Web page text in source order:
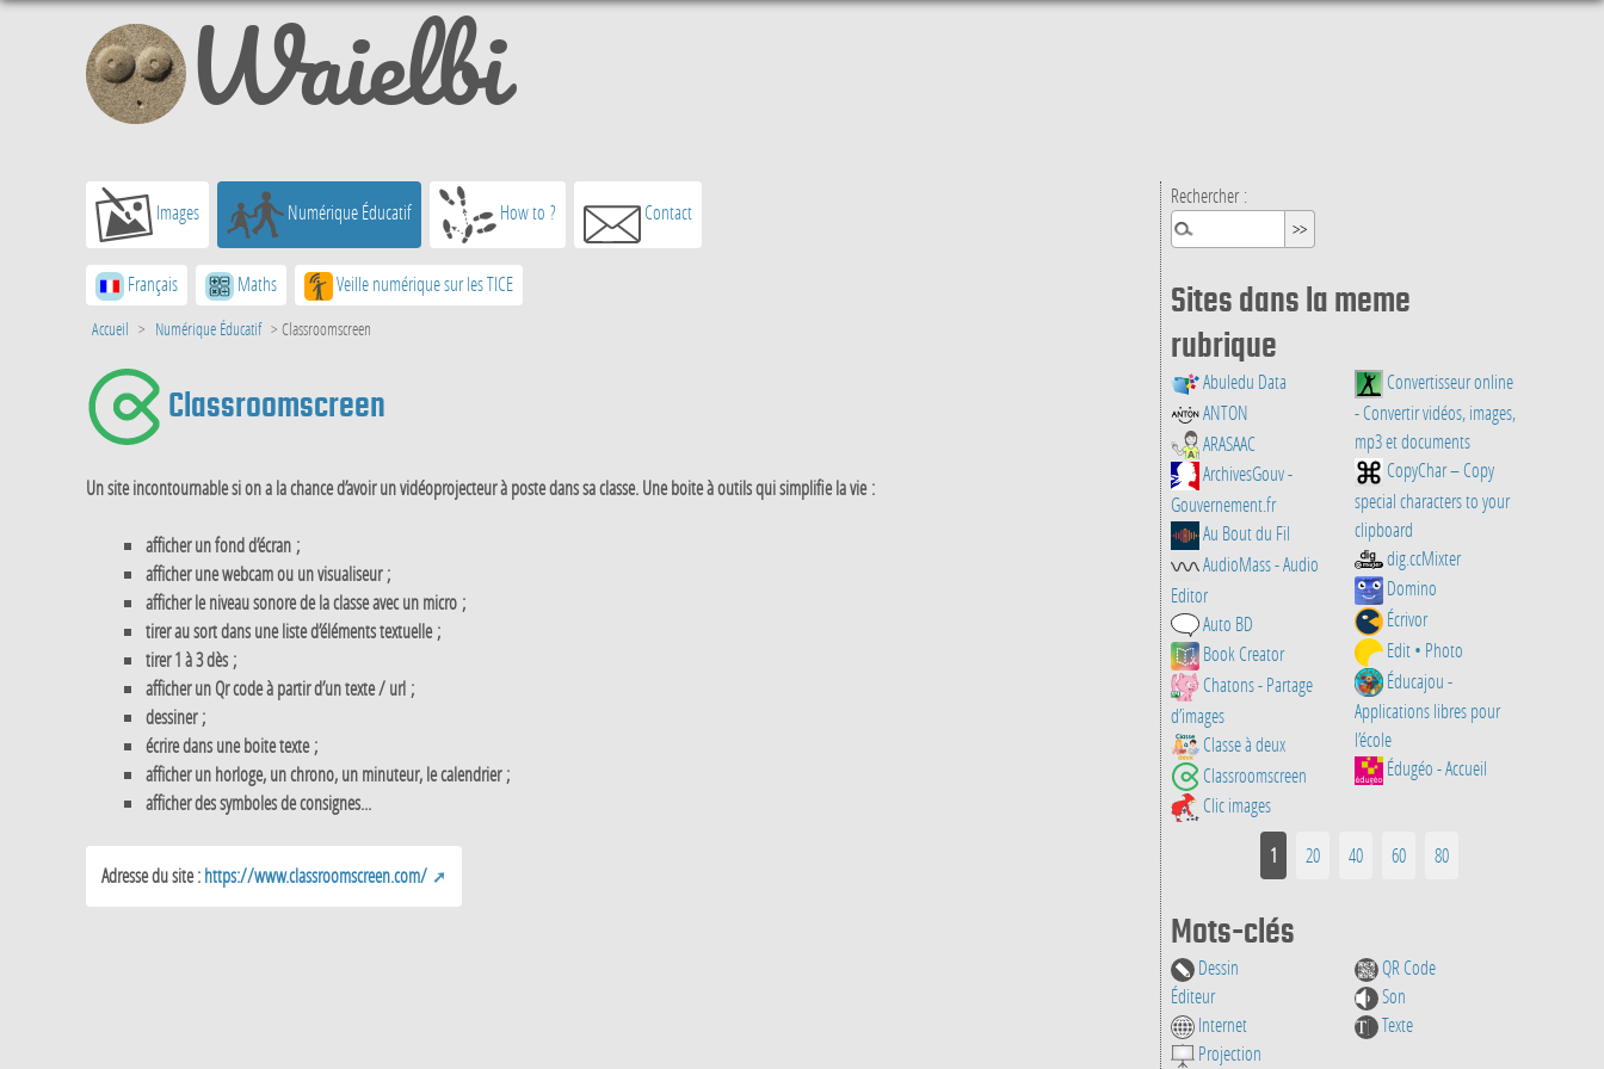
Waielbi
Rechercher :
Sites dans la meme
rubrique
Abuledu Data
ANTON
ARASAAC
ArchivesGouv -
Gouvernement.fr
Au Bout du Fil
AudioMass - Audio
Editor
Auto BD
Book Creator
Chatons - Partage
d’images
Classe à deux
Classroomscreen
Clic images
Convertisseur online
- Convertir vidéos, images,
mp3 et documents
CopyChar – Copy
special characters to your
clipboard
dig.ccMixter
Domino
Écrivor
Edit • Photo
Éducajou -
Applications libres pour
l’école
Édugéo - Accueil
1 20 40 60 80
Mots-clés
Dessin
Éditeur
Internet
Projection
QR Code
Son
Texte
Images Numérique Éducatif How to ? Contact
Français Maths Veille numérique sur les TICE
Accueil > Numérique Éducatif > Classroomscreen
Classroomscreen
Un site incontournable si on a la chance d’avoir un vidéoprojecteur à poste dans sa classe. Une boite à outils qui simplifie la vie :
afficher un fond d’écran ;
afficher une webcam ou un visualiseur ;
afficher le niveau sonore de la classe avec un micro ;
tirer au sort dans une liste d’éléments textuelle ;
tirer 1 à 3 dès ;
afficher un Qr code à partir d’un texte / url ;
dessiner ;
écrire dans une boite texte ;
afficher un horloge, un chrono, un minuteur, le calendrier ;
afficher des symboles de consignes...
Adresse du site :https://www.classroomscreen.com/